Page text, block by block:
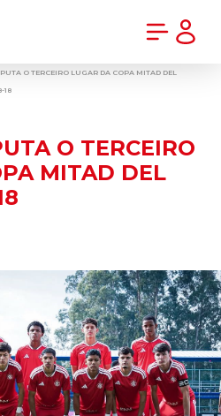
O TERCEIRO LUGAR DA COPA MITAD DEL
18
O TERCEIRO
MITAD DEL